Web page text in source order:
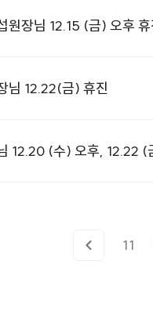
원장님 12.15 (금) 오후 휴
님 12.22(금) 휴진
12.20 (수) 오후, 12.22
11